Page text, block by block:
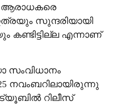
ആരാധകരെ
സുന്ദരിയായി
കണ്ടിട്ടില്ല എന്നാണ്
നവംബറിലായിരുന്നു
റിലീസ്